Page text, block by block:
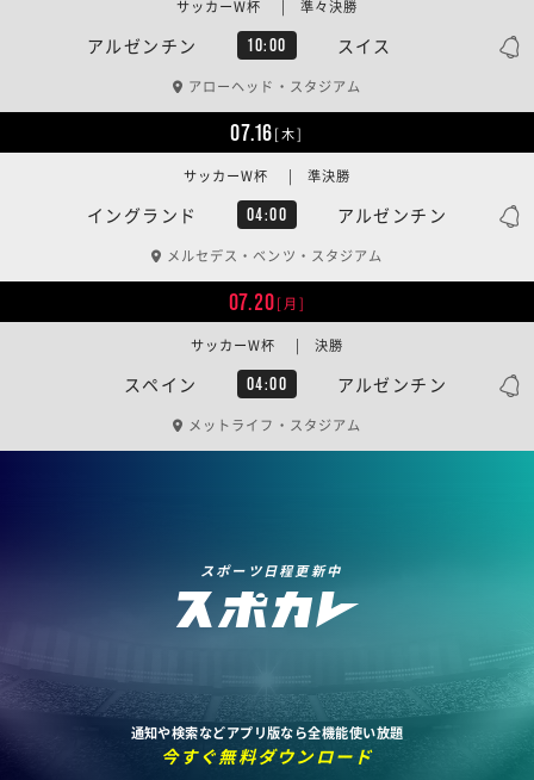
アルゼンチン 10:00 スイス
サッカーW杯 | 準々決勝
アローヘッド・スタジアム
07.16[木]
イングランド 04:00 アルゼンチン
サッカーW杯 | 準決勝
メルセデス・ベンツ・スタジアム
07.20[月]
スペイン 04:00 アルゼンチン
サッカーW杯 | 決勝
メットライフ・スタジアム
スポーツ日程更新中
通知や検索などアプリ版なら全機能使い放題
今すぐ無料ダウンロード